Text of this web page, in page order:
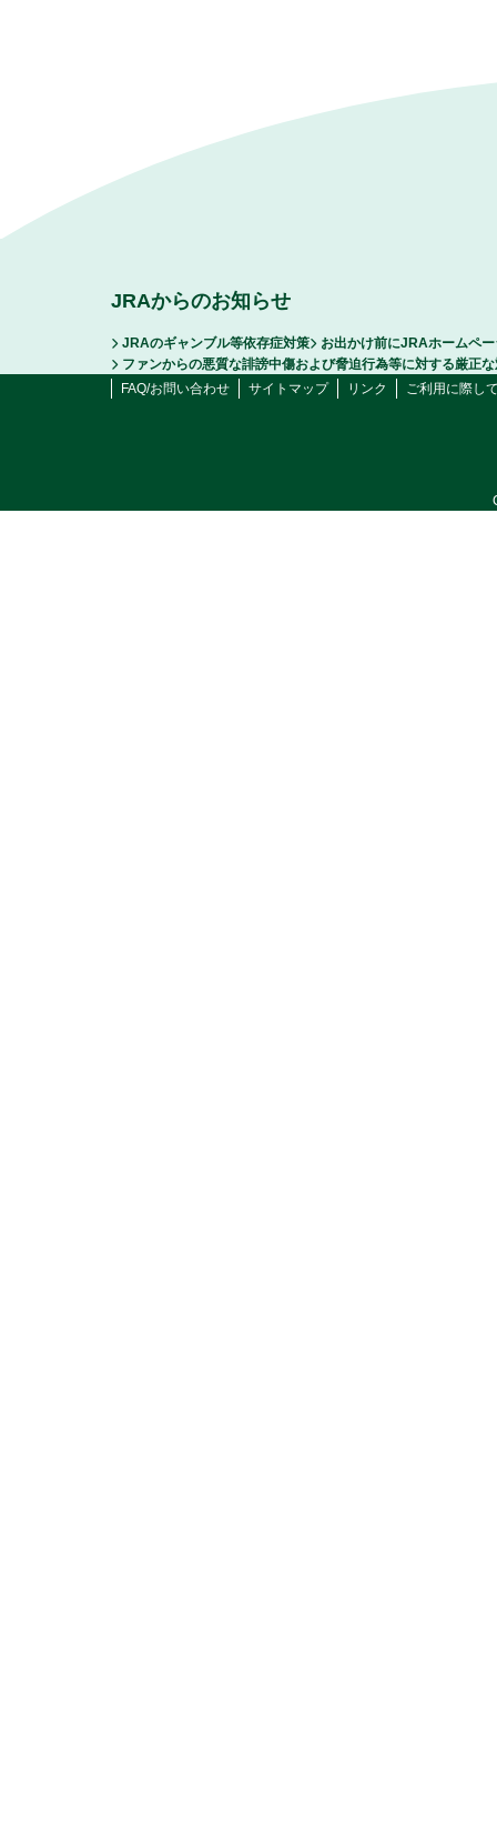
JRAからのお知らせ
JRAのギャンブル等依存症対策
お出かけ前にJRAホームペ
ファンからの悪質な誹謗中傷および脅迫行為等に対する厳正
FAQ/お問い合わせ
サイトマップ リンク ご利用に際し